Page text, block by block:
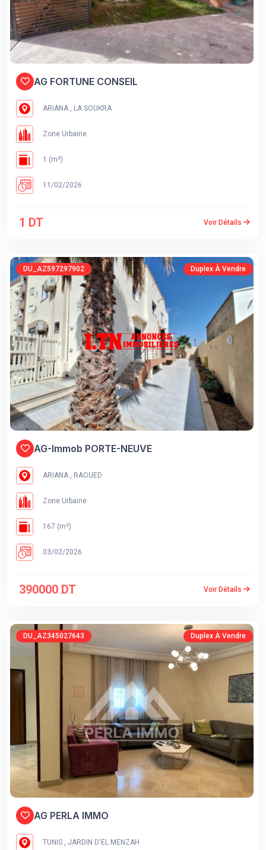
AG FORTUNE CONSEIL
ARIANA , LA SOUKRA
Zone Urbaine
1 (m²)
11/02/2026
1 DT Voir Détails
DU_AZ597297902 Duplex À Vendre
AG-Immob PORTE-NEUVE
ARIANA , RAOUED
Zone Urbaine
167 (m²)
03/02/2026
390000 DT Voir Détails
DU_AZ345027643 Duplex À Vendre
AG PERLA IMMO
TUNIS , JARDIN D'EL MENZAH